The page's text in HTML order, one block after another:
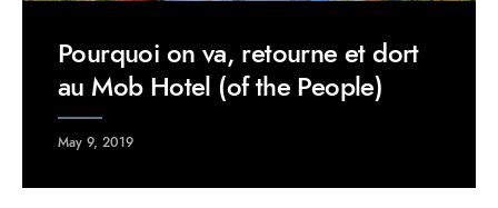
Pourquoi on va, retourne et dort
au Mob Hotel (of the People)
May 9, 2019